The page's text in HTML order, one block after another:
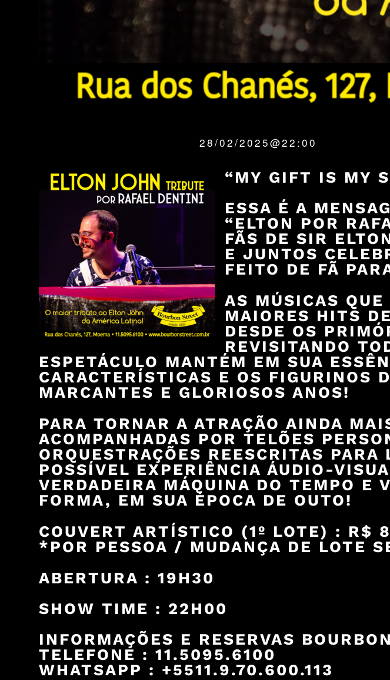
28/02/2025@22:00
“MY GIFT IS MY
ESSA É A
“ELTON POR
FÃS DE SIR
E JUNTOS
FEITO DE FÃ
AS MÚSICAS
MAIORES HITS
DESDE OS
REVISITANDO
ESPETÁCULO MANTÉM EM SUA
CARACTERÍSTICAS E OS FIGURINOS
MARCANTES E GLORIOSOS ANOS!
PARA TORNAR A ATRAÇÃO AINDA
ACOMPANHADAS POR TELÕES
ORQUESTRAÇÕES REESCRITAS
POSSÍVEL EXPERIÊNCIA ÁUDIO-
VERDADEIRA MÁQUINA DO TEMPO E
FORMA, EM SUA ÉPOCA DE OUTO!
COUVERT ARTÍSTICO (1º LOTE) : R$
*POR PESSOA / MUDANÇA DE LOTE
ABERTURA : 19H30
SHOW TIME : 22H00
INFORMAÇÕES E RESERVAS BOURBON
TELEFONE : 11.5095.6100
WHATSAPP : +5511.9.70.600.113